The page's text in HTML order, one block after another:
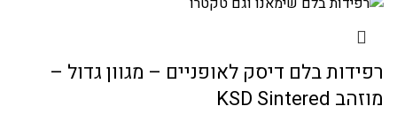
רפידות בלם דיסק לאופניים – מגוון גדול –
מוזהב KSD Sintered